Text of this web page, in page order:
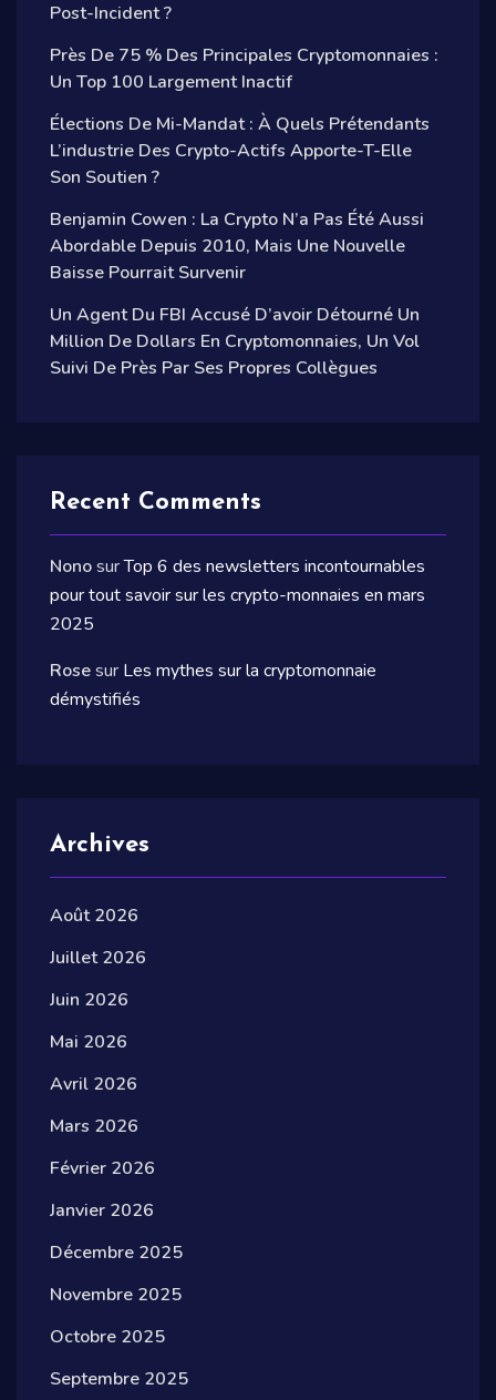
Post-Incident ?
Près De 75 % Des Principales Cryptomonnaies :
Un Top 100 Largement Inactif
Élections De Mi-Mandat : À Quels Prétendants
L’industrie Des Crypto-Actifs Apporte-T-Elle
Son Soutien ?
Benjamin Cowen : La Crypto N’a Pas Été Aussi
Abordable Depuis 2010, Mais Une Nouvelle
Baisse Pourrait Survenir
Un Agent Du FBI Accusé D’avoir Détourné Un
Million De Dollars En Cryptomonnaies, Un Vol
Suivi De Près Par Ses Propres Collègues
Recent Comments
NonosurTop 6 des newsletters incontournables
pour tout savoir sur les crypto-monnaies en mars
2025
Rosesur Les mythes sur la cryptomonnaie
démystifiés
Archives
Août 2026
Juillet 2026
Juin 2026
Mai 2026
Avril 2026
Mars 2026
Février 2026
Janvier 2026
Décembre 2025
Novembre 2025
Octobre 2025
Septembre 2025